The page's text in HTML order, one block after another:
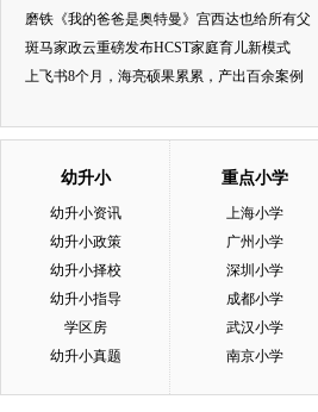
磨铁《我的爸爸是奥特曼》宫西达也给所有父
斑马家政云重磅发布HCST家庭育儿新模式
上飞书8个月，海亮硕果累累，产出百余案例
幼升小
幼升小资讯
幼升小政策
幼升小择校
幼升小指导
学区房
幼升小真题
重点小学
上海小学
广州小学
深圳小学
成都小学
武汉小学
南京小学